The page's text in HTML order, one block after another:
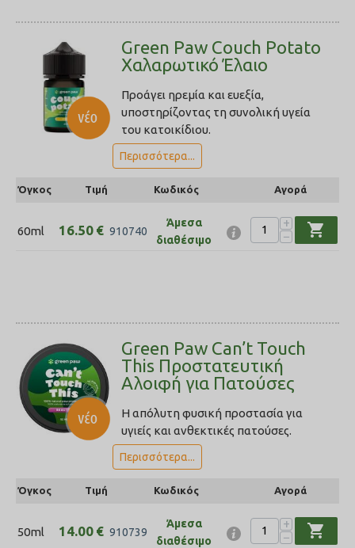
Green Paw Couch Potato
Χαλαρωτικό Έλαιο
Προάγει ηρεμία και ευεξία,
υποστηρίζοντας τη συνολική υγεία
του κατοικίδιου.
Περισσότερα...
Όγκος Τιμή Κωδικός Αγορά
60ml 16.50 € 910740
Άμεσα
διαθέσιμο
+
−
shopping_cart
Green Paw Can’t Touch
This Προστατευτική
Αλοιφή για Πατούσες
Η απόλυτη φυσική προστασία για
υγιείς και ανθεκτικές πατούσες.
Περισσότερα...
Όγκος Τιμή Κωδικός Αγορά
50ml 14.00 € 910739
Άμεσα
διαθέσιμο
+
−
shopping_cart